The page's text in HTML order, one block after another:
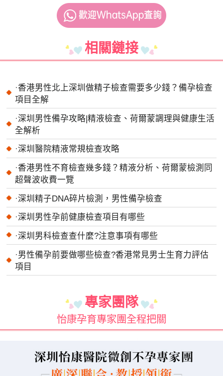
相關鏈接
·香港男性北上深圳做精子檢查需要多少錢？備孕檢查
項目全解
·深圳男性備孕攻略|精液檢查、荷爾蒙調理與健康生活
全解析
·深圳醫院精液常規檢查攻略
·香港男性不育檢查幾多錢？精液分析、荷爾蒙檢測同
超聲波收費一覽
·深圳精子DNA碎片檢測，男性備孕檢查
·深圳男性孕前健康檢查項目有哪些
·深圳男科檢查查什麼?注意事項有哪些
·男性備孕前要做哪些檢查?香港常見男士生育力評估
項目
專家團隊
怡康孕育專家團全程把關